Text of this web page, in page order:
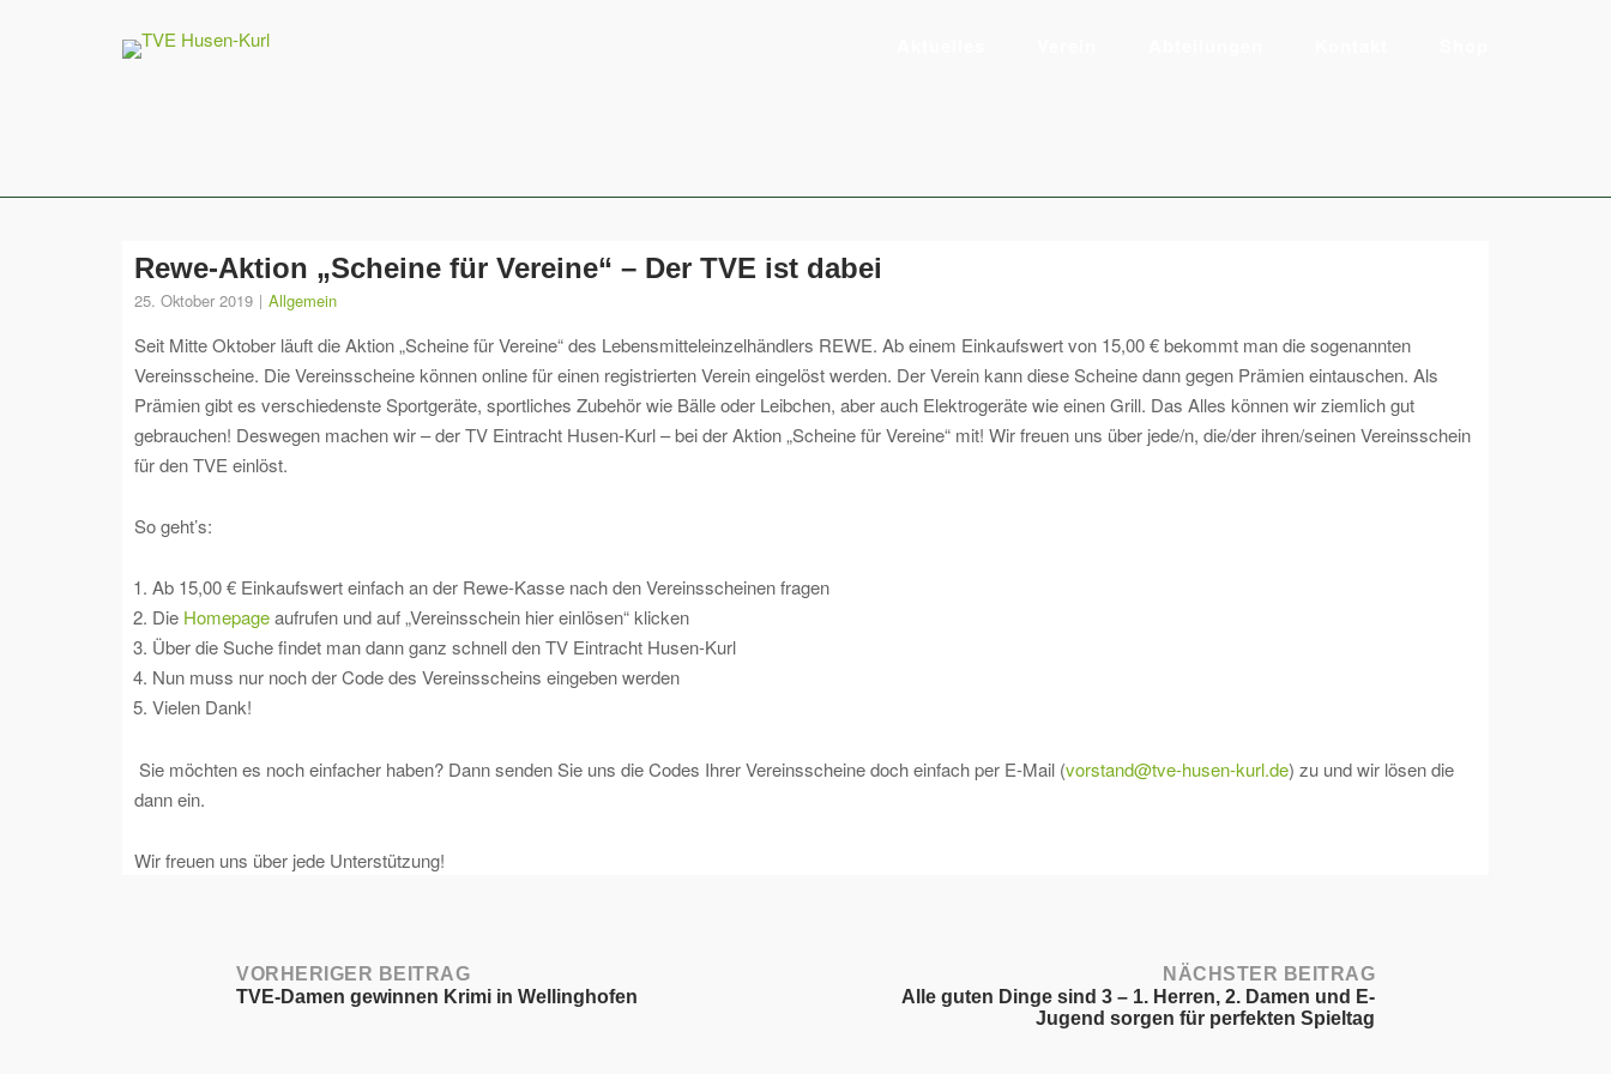
Rewe-Aktion „Scheine für Vereine“ – Der TVE ist dabei
25. Oktober 2019 Allgemein
Seit Mitte Oktober läuft die Aktion „Scheine für Vereine“ des Lebensmitteleinzelhändlers REWE. Ab einem Einkaufswert von 15,00 € bekommt man die sogenannten
Vereinsscheine. Die Vereinsscheine können online für einen registrierten Verein eingelöst werden. Der Verein kann diese Scheine dann gegen Prämien eintauschen. Als
Prämien gibt es verschiedenste Sportgeräte, sportliches Zubehör wie Bälle oder Leibchen, aber auch Elektrogeräte wie einen Grill. Das Alles können wir ziemlich gut
gebrauchen! Deswegen machen wir – der TV Eintracht Husen-Kurl – bei der Aktion „Scheine für Vereine“ mit! Wir freuen uns über jede/n, die/der ihren/seinen Vereinsschein
für den TVE einlöst.
So geht’s:
Ab 15,00 € Einkaufswert einfach an der Rewe-Kasse nach den Vereinsscheinen fragen
Die Homepageaufrufen und auf „Vereinsschein hier einlösen“ klicken
Über die Suche findet man dann ganz schnell den TV Eintracht Husen-Kurl
Nun muss nur noch der Code des Vereinsscheins eingeben werden
Vielen Dank!
Sie möchten es noch einfacher haben? Dann senden Sie uns die Codes Ihrer Vereinsscheine doch einfach per E-Mail (vorstand@tve-husen-kurl.de) zu und wir lösen die
dann ein.
Wir freuen uns über jede Unterstützung!
VORHERIGER BEITRAG
TVE-Damen gewinnen Krimi in Wellinghofen
NÄCHSTER BEITRAG
Alle guten Dinge sind 3 – 1. Herren, 2. Damen und E-
Jugend sorgen für perfekten Spieltag